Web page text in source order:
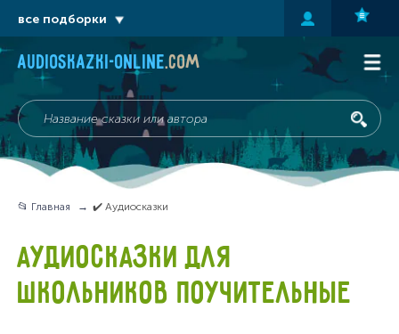
audioskazki-online.com
📂 Главная ✔️ Аудиосказки
АУДИОСКАЗКИ ДЛЯ
ШКОЛЬНИКОВ ПОУЧИТЕЛЬНЫЕ
все подборки